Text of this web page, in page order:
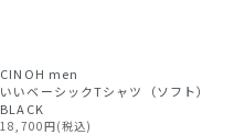
CINOH men
いいベーシックTシャツ（ソフト）
BLACK
18,700円(税込)